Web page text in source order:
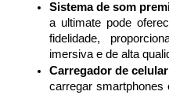
Sistema de som
a ultimate pode
fidelidade,
imersiva e de alta
Carregador de
carregar